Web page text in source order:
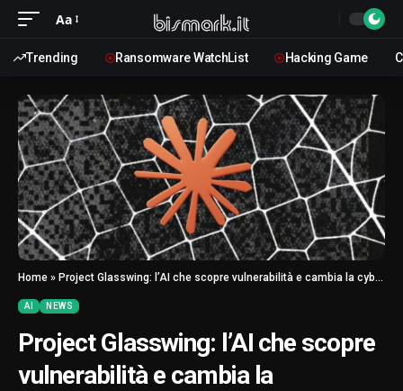
Aa
Trending Ransomware WatchList Hacking Game
Home » Project Glasswing: l’AI che scopre vulnerabilità e cambia la cybersecurity
AI NEWS
Project Glasswing: l’AI che scopre
vulnerabilità e cambia la